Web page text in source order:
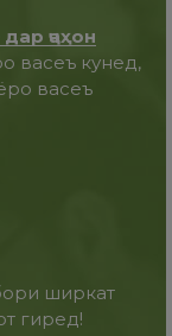
ҷаҳон
васеъ кунед,
васеъ
ширкат
гиред!